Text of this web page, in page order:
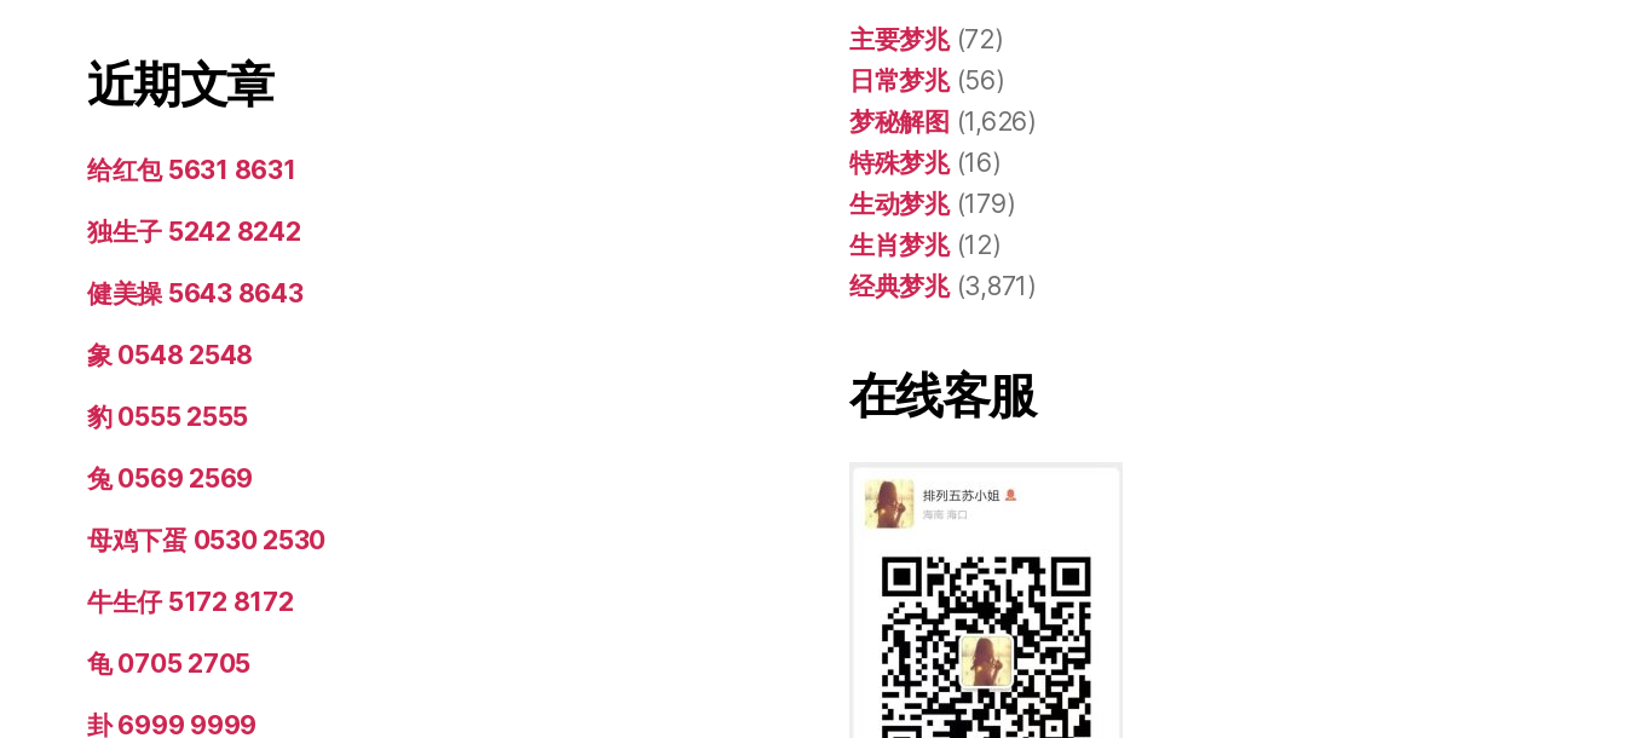
近期文章
给红包 5631 8631
独生子 5242 8242
健美操 5643 8643
象 0548 2548
豹 0555 2555
兔 0569 2569
母鸡下蛋 0530 2530
牛生仔 5172 8172
龟 0705 2705
卦 6999 9999
主要梦兆(72)
日常梦兆(56)
梦秘解图 (1,626)
特殊梦兆(16)
生动梦兆(179)
生肖梦兆(12)
经典梦兆(3,871)
在线客服